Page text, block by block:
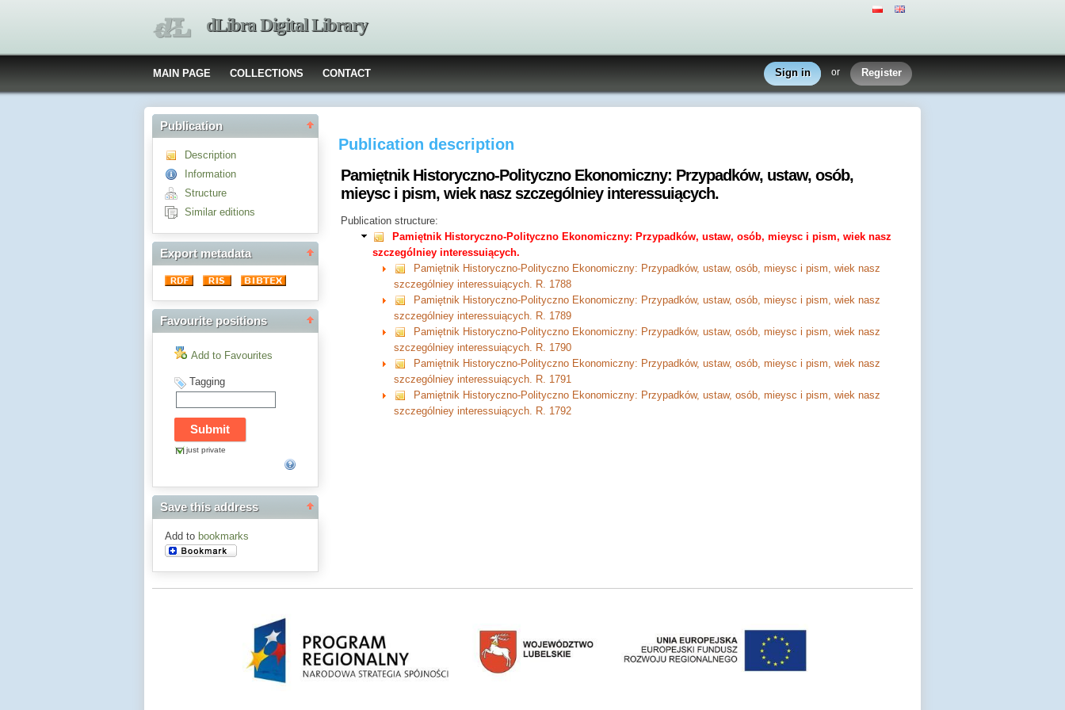
dLibra Digital Library
MAIN PAGE COLLECTIONS CONTACT Sign in or Register
Publication
Description
Information
Structure
Similar editions
Export metadata
Favourite positions
Add to Favourites
Tagging
just private
Save this address
Add to bookmarks
Publication description
Pamiętnik Historyczno-Polityczno Ekonomiczny: Przypadków, ustaw, osób,
mieysc i pism, wiek nasz szczególniey interessuiących.
Publication structure:
Pamiętnik Historyczno-Polityczno Ekonomiczny: Przypadków, ustaw, osób, mieysc i pism, wiek nasz
szczególniey interessuiących.
Pamiętnik Historyczno-Polityczno Ekonomiczny: Przypadków, ustaw, osób, mieysc i pism, wiek nasz
szczególniey interessuiących. R. 1788
Pamiętnik Historyczno-Polityczno Ekonomiczny: Przypadków, ustaw, osób, mieysc i pism, wiek nasz
szczególniey interessuiących. R. 1789
Pamiętnik Historyczno-Polityczno Ekonomiczny: Przypadków, ustaw, osób, mieysc i pism, wiek nasz
szczególniey interessuiących. R. 1790
Pamiętnik Historyczno-Polityczno Ekonomiczny: Przypadków, ustaw, osób, mieysc i pism, wiek nasz
szczególniey interessuiących. R. 1791
Pamiętnik Historyczno-Polityczno Ekonomiczny: Przypadków, ustaw, osób, mieysc i pism, wiek nasz
szczególniey interessuiących. R. 1792